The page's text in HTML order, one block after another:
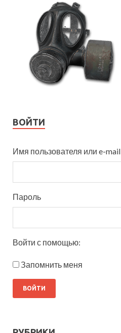
ВОЙТИ
Имя пользователя или e-mail
Пароль
Войти с помощью:
Запомнить меня